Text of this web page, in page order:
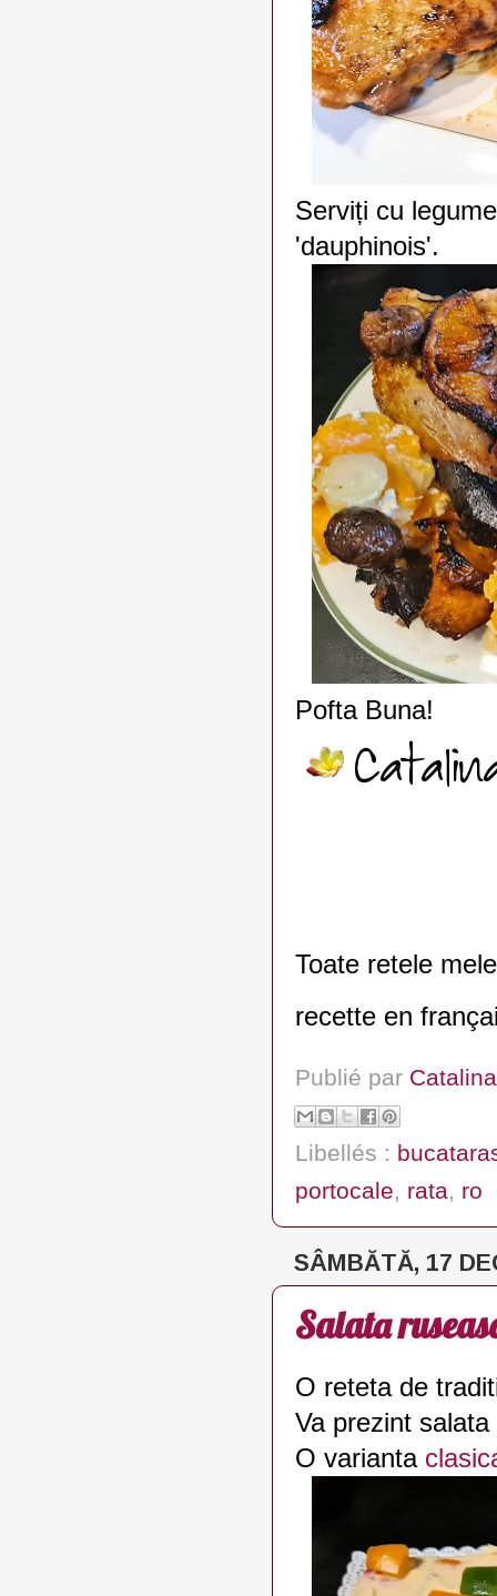
Serviți cu
'dauphinois'.
Pofta Buna!
Toate retele
recette en
Publié par Catalina
Libellés :
portocale, rata, ro
SÂMBĂTĂ, 17
Salata
O reteta de
Va prezint
O varianta